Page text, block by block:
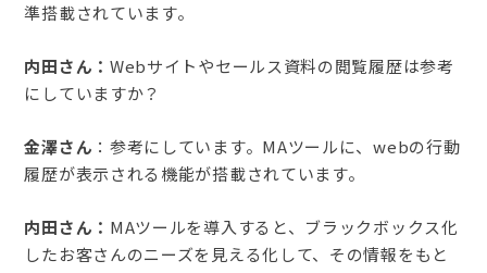
準搭載されています。
内田さん： Webサイトやセールス資料の閲覧履歴は参考
にしていますか？
金澤さん ：参考にしています。MAツールに、webの行動
履歴が表示される機能が搭載されています。
内田さん： MAツールを導入すると、ブラックボックス化
したお客さんのニーズを見える化して、その情報をもと